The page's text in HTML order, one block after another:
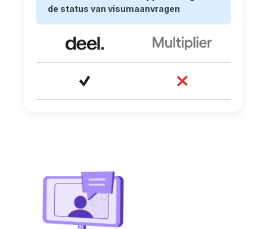
de status van visumaanvragen